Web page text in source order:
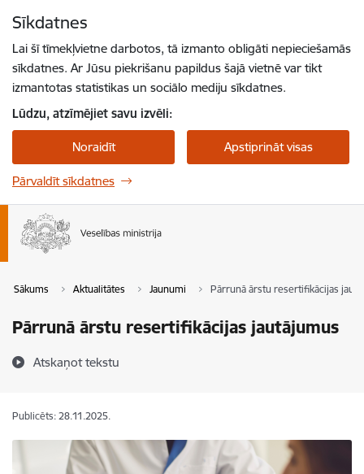
Sīkdatnes
Lai šī tīmekļvietne darbotos, tā izmanto obligāti nepieciešamās
sīkdatnes. Ar Jūsu piekrišanu papildus šajā vietnē var tikt
izmantotas statistikas un sociālo mediju sīkdatnes.
Lūdzu, atzīmējiet savu izvēli:
Noraidīt Apstiprināt visas
Pārvaldīt sīkdatnes
Sākums Aktualitātes Jaunumi Pārrunā ārstu resertifikācijas
Pārrunā ārstu resertifikācijas jautājumus
Atskaņot tekstu
Publicēts: 28.11.2025.